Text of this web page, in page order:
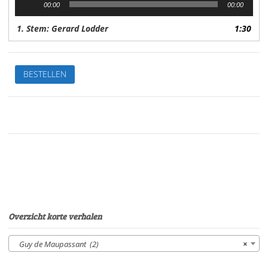
00:00 00:00
1. Stem: Gerard Lodder 1:30
Een
koopjeVan:
Guy
Gerard
BESTELLEN
Overzicht korte verhalen
×
Guy de Maupassant (2)